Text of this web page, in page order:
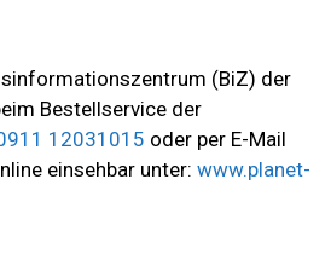
(BiZ) der
Bestellservice der
12031015 oder per E-Mail
einsehbar unter: www.planet-